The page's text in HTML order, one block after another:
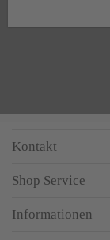
Kontakt
Shop Service
Informationen